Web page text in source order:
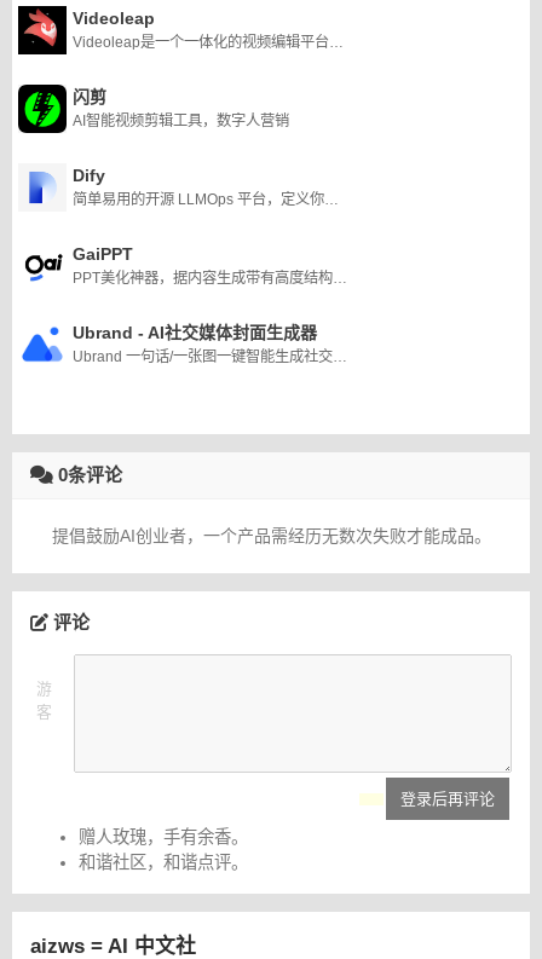
Videoleap
Videoleap是一个一体化的视频编辑平台，允许用户创建、个性化和分享他们的创作。它提供了广泛的工具，模板，声音效果，贴纸，字体，慢镜头，和更多。它易于使用，并为用户提供直观和有趣的体验。
闪剪
AI智能视频剪辑工具，数字人营销
Dify
简单易用的开源 LLMOps 平台，定义你的 AI 原生应用
GaiPPT
PPT美化神器，据内容生成带有高度结构化可视化的PPT版式
Ubrand - AI社交媒体封面生成器
Ubrand 一句话/一张图一键智能生成社交媒体图片的AI设计神器
0条评论
提倡鼓励AI创业者，一个产品需经历无数次失败才能成品。
评论
游
客
登录后再评论
赠人玫瑰，手有余香。
和谐社区，和谐点评。
aizws = AI 中文社